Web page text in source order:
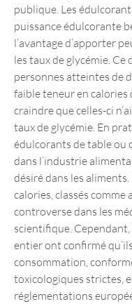
publique. Les
puissance édulcorante
l’avantage d’apporter
les taux de glycémie.
personnes atteintes de
faible teneur en calories
craindre que celles-ci
taux de glycémie. En
édulcorants de table ou
dans l’industrie
désiré dans les
calories, classés comme
controverse dans les
scientifique.
entier ont confirmé
consommation,
toxicologiques strictes,
réglementations